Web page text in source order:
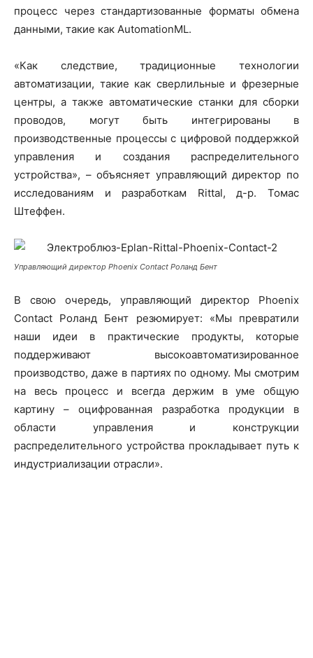
процесс через стандартизованные форматы обмена
данными, такие как AutomationML.
«Как следствие, традиционные технологии
автоматизации, такие как сверлильные и фрезерные
центры, а также автоматические станки для сборки
проводов, могут быть интегрированы в
производственные процессы с цифровой поддержкой
управления и создания распределительного
устройства», – объясняет управляющий директор по
исследованиям и разработкам Rittal, д-р. Томас
Штеффен.
Управляющий директор Phoenix Contact Роланд Бент
В свою очередь, управляющий директор Phoenix
Contact Роланд Бент резюмирует: «Мы превратили
наши идеи в практические продукты, которые
поддерживают высокоавтоматизированное
производство, даже в партиях по одному. Мы смотрим
на весь процесс и всегда держим в уме общую
картину – оцифрованная разработка продукции в
области управления и конструкции
распределительного устройства прокладывает путь к
индустриализации отрасли».